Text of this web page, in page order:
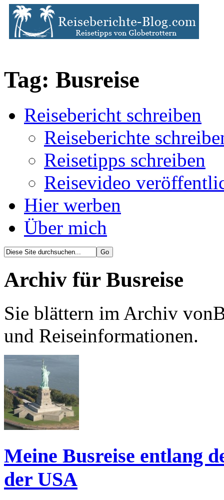
Tag: Busreise
Reisebericht schreiben
Reiseberichte
Reisetipps schreiben
Reisevideo
Hier werben
Über mich
Archiv für Busreise
Sie blättern im Archiv
und Reiseinformationen.
Meine Busreise entlang
der USA